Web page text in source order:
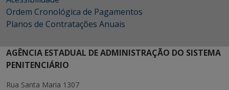
Ordem Cronológica de Pagamentos
Planos de Contratações Anuais
AGÊNCIA ESTADUAL DE ADMINISTRAÇÃO DO SISTEMA
PENITENCIÁRIO
Rua Santa Maria 1307